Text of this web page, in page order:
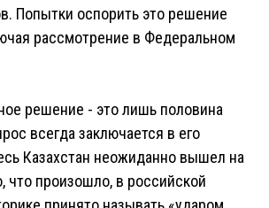
Попытки оспорить это решение
рассмотрение в Федеральном
решение - это лишь половина
всегда заключается в его
Казахстан неожиданно вышел на
что произошло, в российской